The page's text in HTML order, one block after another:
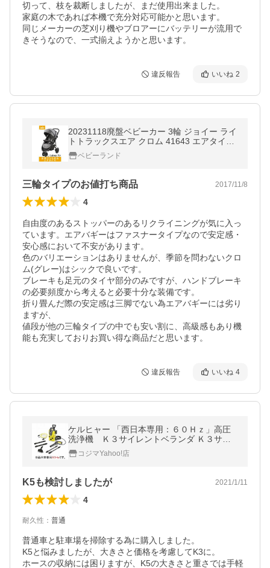
切って、枝を裁断しましたが、まだ使用出来ました。
家庭の木であれば本機で充分対応可能かと思います。
同じメーカーの芝刈り機やブロアーにバッテリーが流用で
きそうなので、一式揃えようかと思います。
違反報告 いいね 2
20231118廃盤ベビーカー 3輪 ジョイー ライ
トトラックスエア クロム 41643 エアタイヤ
Joie LiteTraxAir レインカバー付き KATOJI
(カトージ)
ベビーランド
三輪タイプのお値打ち商品 2017/11/8
4
自由度のあるストッパーのあるリクライニングが気に入っ
ています。エアバギーはファスナータイプなので安定感・
安心感において不安があります。
色のバリエーションはありませんが、季節を問わないクロ
ム(グレー)はシックで良いです。
ブレーキも足元のタイヤ部分のみですが、ハンドブレーキ
の必要頻度から考えると必要十分な装備です。
折り畳んだ際の安定感は三脚でない為エアバギーには劣り
ますが、
値段が他の三輪タイプの中でも安い割に、高級感もあり機
能も充実しておりお買い得な商品だと思います。
違反報告 いいね 4
ケルヒャー 「西日本専用：６０Ｈｚ」高圧
洗浄機 Ｋ３サイレントベランダ Ｋ３サイ
レントベランダ６０ＨＺ
コジマYahoo!店
K5も検討しましたが 2021/1/11
4
耐久性 ： 普通
普通車と駐車場を掃除する為に購入しました。
K5と悩みましたが、大きさと価格を考慮してK3に。
ホースの収納には困りますが、K5の大きさと重さでは手軽